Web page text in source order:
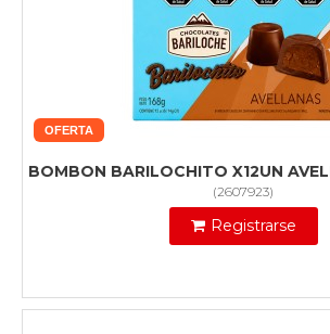
OFERTA
BOMBON BARILOCHITO X12UN
(2607923)
Registrarse